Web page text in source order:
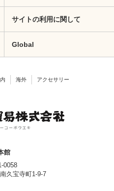
サイトの利用に関して
Global
海外 アクセサリー
館
0058
久宝寺町1-9-7